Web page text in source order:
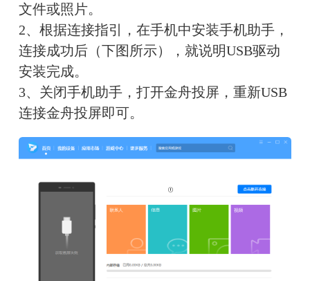
文件或照片。
2、根据连接指引，在手机中安装手机助手，
连接成功后（下图所示），就说明USB驱动
安装完成。
3、关闭手机助手，打开金舟投屏，重新USB
连接金舟投屏即可。